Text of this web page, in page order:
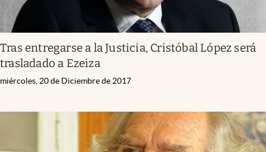
Tras entregarse a la Justicia, Cristóbal López será
trasladado a Ezeiza
miércoles, 20 de Diciembre de 2017